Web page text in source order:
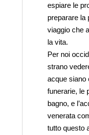
espiare le
preparare la
viaggio che
la vita.
Per noi
strano
acque siano
funerarie, le
bagno, e
venerata
tutto questo